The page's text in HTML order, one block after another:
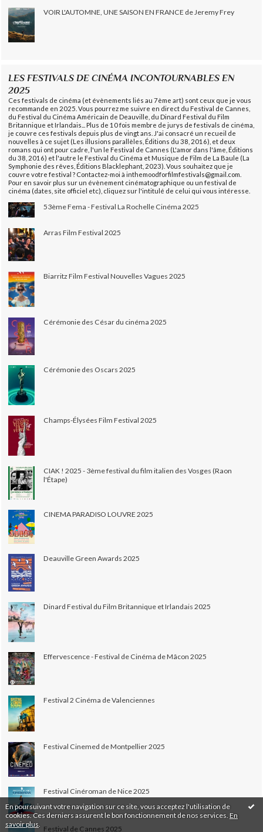
En poursuivant votre navigation sur ce site, vous acceptez l'utilisation de
cookies. Ces derniers assurent le bon fonctionnement de nos services. En
savoir plus
VOIR L'AUTOMNE, UNE SAISON EN FRANCE de Jeremy Frey
LES FESTIVALS DE CINÉMA INCONTOURNABLES EN
2025
Ces festivals de cinéma (et évènements liés au 7ème art) sont ceux que je vous
recommande en 2025. Vous pourrez me suivre en direct du Festival de Cannes,
du Festival du Cinéma Américain de Deauville, du Dinard Festival du Film
Britannique et Irlandais... Plus de 10 fois membre de jurys de festivals de cinéma,
je couvre ces festivals depuis plus de vingt ans. J'ai consacré un recueil de
nouvelles à ce sujet (Les illusions parallèles, Éditions du 38, 2016), et deux
romans qui ont pour cadre, l'un le Festival de Cannes (L'amor dans l'âme, Éditions
du 38, 2016) et l'autre le Festival du Cinéma et Musique de Film de La Baule (La
Symphonie des rêves, Éditions Blacklephant, 2023). Vous souhaitez que je
couvre votre festival ? Contactez-moi à inthemoodforfilmfestivals@gmail.com.
Pour en savoir plus sur un évènement cinématographique ou un festival de
cinéma (dates, site officiel etc), cliquez sur l'intitulé de celui qui vous intéresse.
53ème Fema - Festival La Rochelle Cinéma 2025
Arras Film Festival 2025
Biarritz Film Festival Nouvelles Vagues 2025
Cérémonie des César du cinéma 2025
Cérémonie des Oscars 2025
Champs-Élysées Film Festival 2025
CIAK ! 2025 - 3ème festival du film italien des Vosges (Raon
l'Étape)
CINEMA PARADISO LOUVRE 2025
Deauville Green Awards 2025
Dinard Festival du Film Britannique et Irlandais 2025
Effervescence - Festival de Cinéma de Mâcon 2025
Festival 2 Cinéma de Valenciennes
Festival Cinemed de Montpellier 2025
Festival Cinéroman de Nice 2025
Festival de Cannes 2025